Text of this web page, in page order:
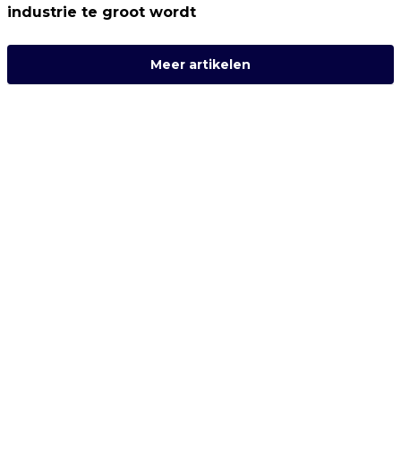
industrie te groot wordt
Meer artikelen